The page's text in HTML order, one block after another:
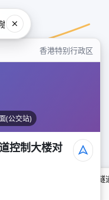
香港特别行政区
(公交站)
控制大楼对
愉景湾隧道连接路近愉景湾